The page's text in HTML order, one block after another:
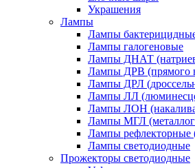
Украшения
Лампы
Лампы
Лампы галогеновые
Лампы ДНАТ
Лампы ДРВ (прямого
Лампы ДРЛ
Лампы ЛЛ
Лампы ЛОН
Лампы МГЛ
Лампы рефлекторные
Лампы светодиодные
Прожекторы светодиодные